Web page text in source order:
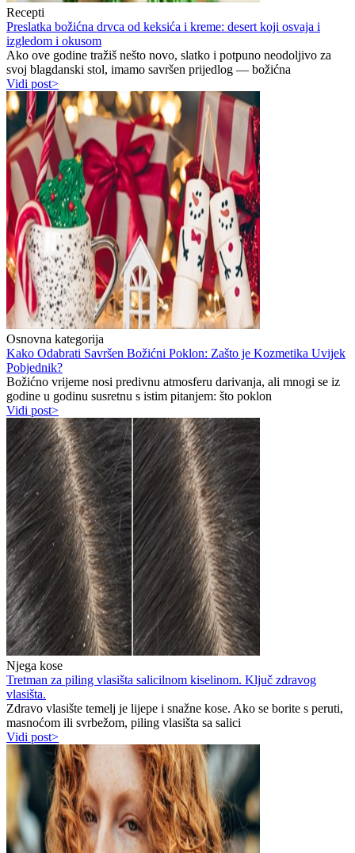
Recepti
Preslatka božićna drvca od keksića i kreme: desert koji osvaja i
izgledom i okusom
Ako ove godine tražiš nešto novo, slatko i potpuno neodoljivo za
svoj blagdanski stol, imamo savršen prijedlog — božićna
Vidi post>
Osnovna kategorija
Kako Odabrati Savršen Božićni Poklon: Zašto je Kozmetika Uvijek
Pobjednik?
Božićno vrijeme nosi predivnu atmosferu darivanja, ali mnogi se iz
godine u godinu susretnu s istim pitanjem: što poklon
Vidi post>
Njega kose
Tretman za piling vlasišta salicilnom kiselinom. Ključ zdravog
vlasišta.
Zdravo vlasište temelj je lijepe i snažne kose. Ako se borite s peruti,
masnoćom ili svrbežom, piling vlasišta sa salici
Vidi post>